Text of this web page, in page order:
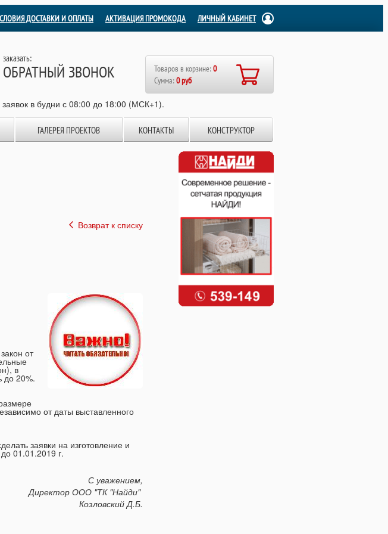
ЛИЧНЫЙ КАБИНЕТ
АКТИВАЦИЯ ПРОМОКОДА
ДОСТАВКИ И ОПЛАТЫ
заказать:
ОБРАТНЫЙ ЗВОНОК Товаров в корзине:0
Сумма:0 руб
в будни с 08:00 до 18:00 (МСК+1).
ГАЛЕРЕЯ ПРОЕКТОВ КОНТАКТЫ КОНСТРУКТОР
Возврат к списку
от
в
до 20%.
от даты выставленного
заявки на изготовление и
01.01.2019 г.
С уважением,
Директор ООО "ТК "Найди"
Козловский Д.Б.